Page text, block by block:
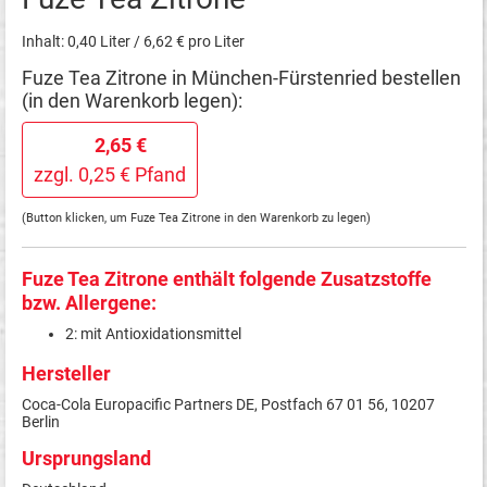
Inhalt: 0,40 Liter / 6,62 € pro Liter
Fuze Tea Zitrone in München-Fürstenried bestellen
(in den Warenkorb legen):
2,65 €
zzgl. 0,25 € Pfand
(Button klicken, um Fuze Tea Zitrone in den Warenkorb zu legen)
Fuze Tea Zitrone enthält folgende Zusatzstoffe
bzw. Allergene:
2: mit Antioxidationsmittel
Hersteller
Coca-Cola Europacific Partners DE, Postfach 67 01 56, 10207
Berlin
Ursprungsland